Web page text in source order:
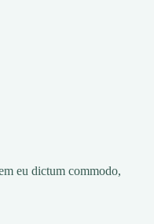
eu dictum commodo,